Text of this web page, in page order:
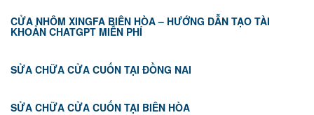
CỬA NHÔM XINGFA BIÊN HÒA – HƯỚNG DẪN TẠO TÀI
KHOẢN CHATGPT MIỄN PHÍ
SỬA CHỮA CỬA CUỐN TẠI ĐỒNG NAI
SỬA CHỮA CỬA CUỐN TẠI BIÊN HÒA